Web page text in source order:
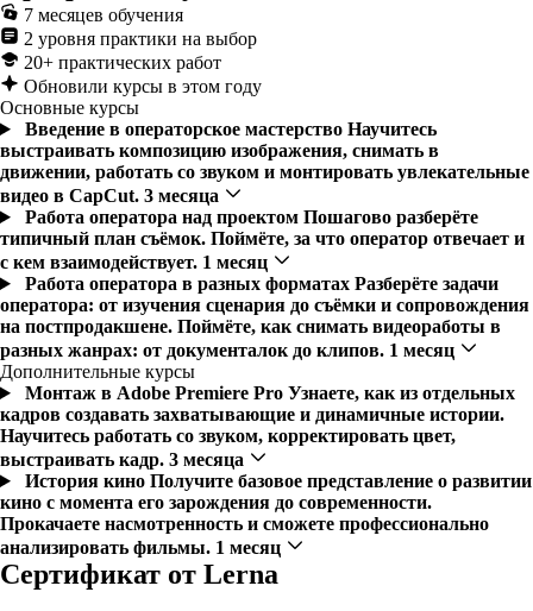
7 месяцев обучения
2 уровня практики на выбор
20+ практических работ
Обновили курсы в этом году
Основные курсы
Введение в операторское мастерство Научитесь
выстраивать композицию изображения, снимать в
движении, работать со звуком и монтировать увлекательные
видео в CapCut. 3 месяца
Работа оператора над проектом Пошагово разберёте
типичный план съёмок. Поймёте, за что оператор отвечает и
с кем взаимодействует. 1 месяц
Работа оператора в разных форматах Разберёте задачи
оператора: от изучения сценария до съёмки и сопровождения
на постпродакшене. Поймёте, как снимать видеоработы в
разных жанрах: от документалок до клипов. 1 месяц
Дополнительные курсы
Монтаж в Adobe Premiere Pro Узнаете, как из отдельных
кадров создавать захватывающие и динамичные истории.
Научитесь работать со звуком, корректировать цвет,
выстраивать кадр. 3 месяца
История кино Получите базовое представление о развитии
кино с момента его зарождения до современности.
Прокачаете насмотренность и сможете профессионально
анализировать фильмы. 1 месяц
Сертификат от Lerna